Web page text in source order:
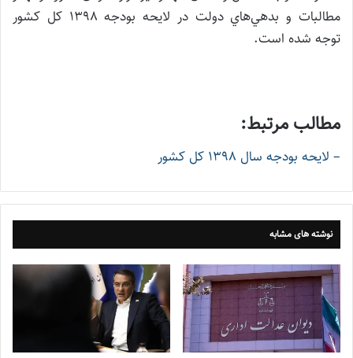
مطالبات و بدهي‌هاي دولت در لايحه بودجه ۱۳۹۸ كل كشور
توجه شده است.
مطالب مرتبط:
– لایحه بودجه سال 1398 کل کشور
نوشته های مشابه